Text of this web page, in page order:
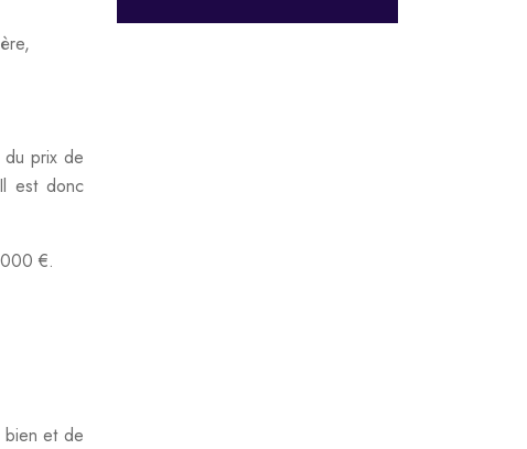
du prix de
est donc
€.
bien et de